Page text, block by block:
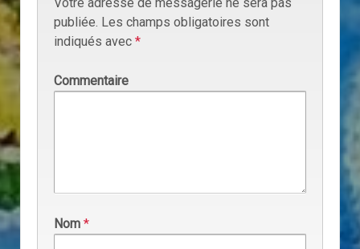
publiée. Les champs obligatoires sont
indiqués avec *
Commentaire
Nom *